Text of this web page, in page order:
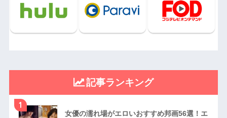
記事ランキング
1
女優の濡れ場がエロいおすすめ邦画56選！エ